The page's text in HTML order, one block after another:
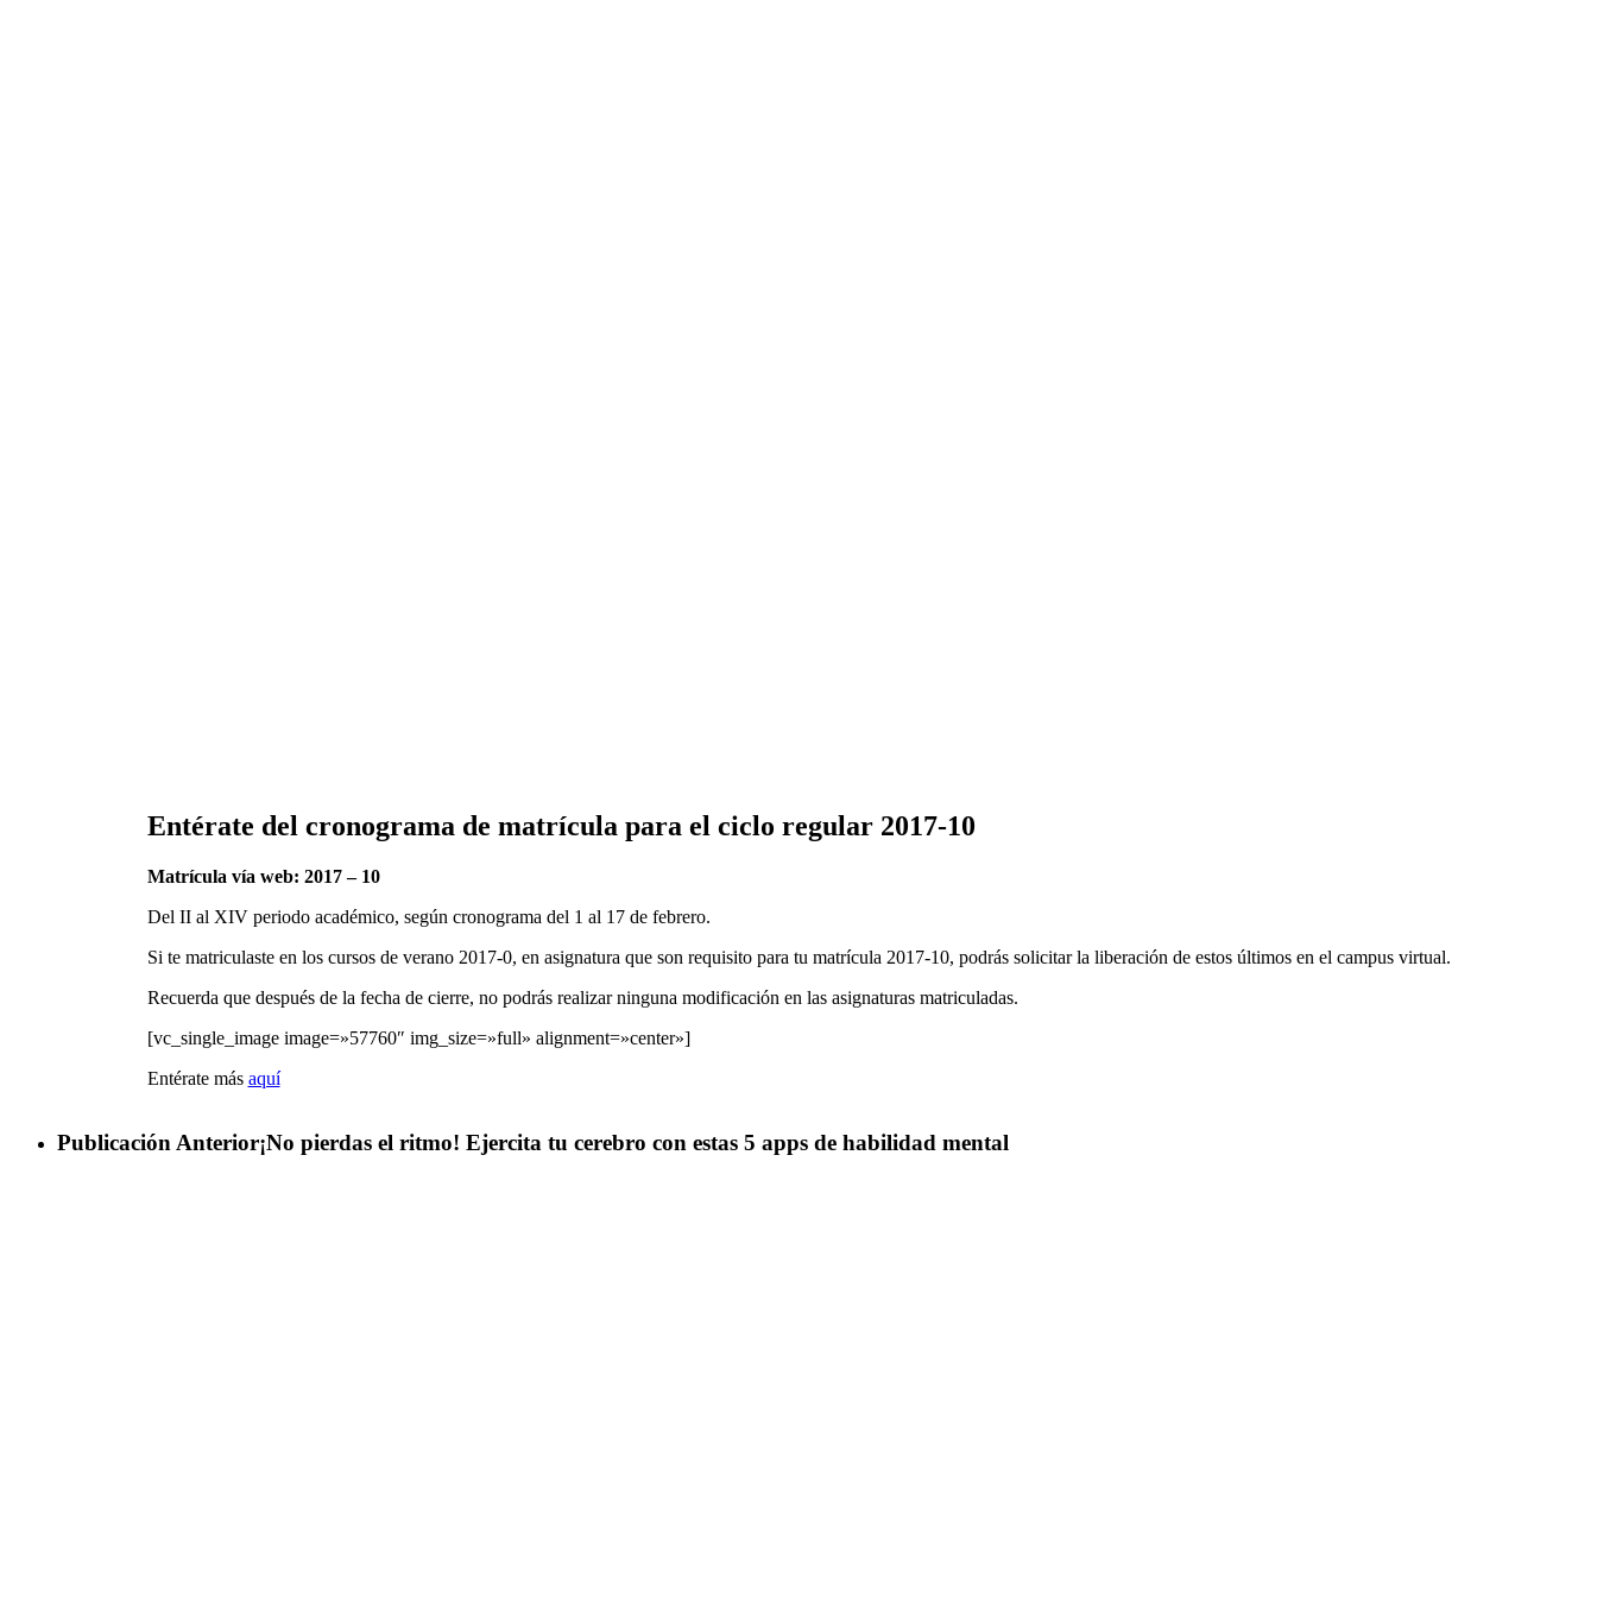
Entérate del cronograma de matrícula para el ciclo regular 2017-10
Matrícula vía web: 2017 – 10
Del II al XIV periodo académico, según cronograma del 1 al 17 de febrero.
Si te matriculaste en los cursos de verano 2017-0, en asignatura que son requisito para tu matrícula 2017-10, podrás solicitar la liberación de estos últimos en el campus virtual.
Recuerda que después de la fecha de cierre, no podrás realizar ninguna modificación en las asignaturas matriculadas.
[vc_single_image image=»57760″ img_size=»full» alignment=»center»]
Entérate más aquí
Publicación Anterior¡No pierdas el ritmo! Ejercita tu cerebro con estas 5 apps de habilidad mental